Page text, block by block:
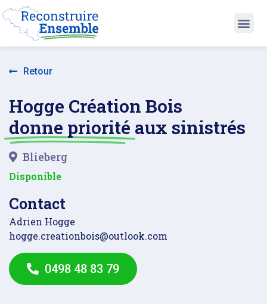
Retour
Hogge Création Bois
donne priorité aux sinistrés
Blieberg
Disponible
Contact
Adrien Hogge
hogge.creationbois@outlook.com
0498 48 83 79